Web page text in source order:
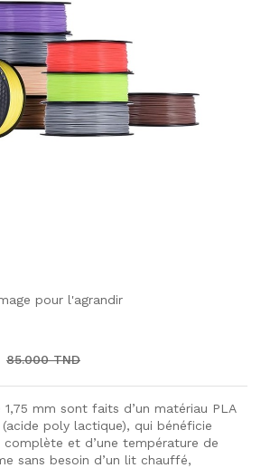
pour l'agrandir
85.000TND
mm sont faits d’un matériau PLA
poly lactique), qui bénéficie
complète et d’une température de
sans besoin d’un lit chauffé,